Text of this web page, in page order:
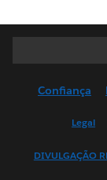
Confiança
Legal
DIVULGAÇÃO